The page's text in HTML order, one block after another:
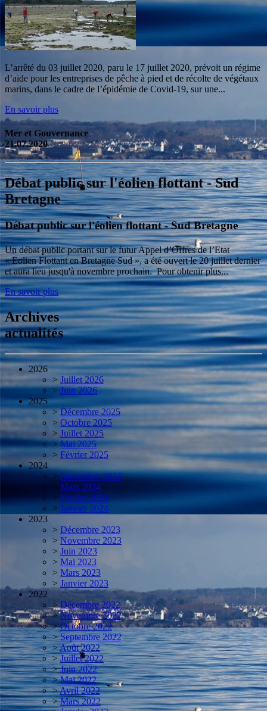
L’arrêté du 03 juillet 2020, paru le 17 juillet 2020, prévoit un régime
d’aide pour les entreprises de pêche à pied et de récolte de végétaux
marins, dans le cadre de l’épidémie de Covid-19, sur une...
En savoir plus
Mer et Gouvernance
21.07.2020
Débat public sur l'éolien flottant - Sud
Bretagne
Débat public sur l'éolien flottant - Sud Bretagne
Un débat public portant sur le futur Appel d’Offres de l’Etat
« Eolien Flottant en Bretagne Sud », a été ouvert le 20 juillet dernier
et aura lieu jusqu'à novembre prochain. Pour obtenir plus...
En savoir plus
Archives
actualités
2026
> Juillet 2026
> Juin 2026
2025
> Décembre 2025
> Octobre 2025
> Juillet 2025
> Mai 2025
> Février 2025
2024
> Novembre 2024
> Mars 2024
> Février 2024
> Janvier 2024
2023
> Décembre 2023
> Novembre 2023
> Juin 2023
> Mai 2023
> Mars 2023
> Janvier 2023
2022
> Décembre 2022
> Novembre 2022
> Octobre 2022
> Septembre 2022
>Août 2022
> Juillet 2022
> Juin 2022
> Mai 2022
>Avril 2022
> Mars 2022